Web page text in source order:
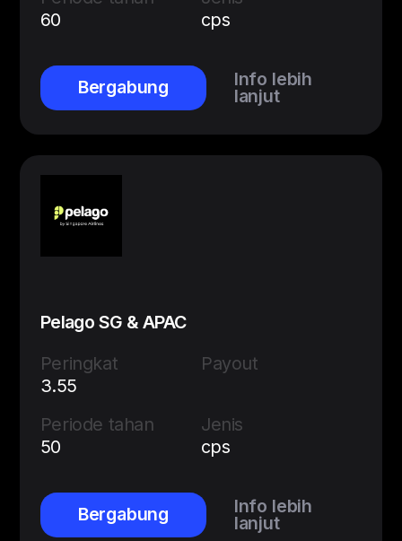
60
cps
Bergabung Info lebih
lanjut
Pelago SG & APAC
Peringkat
3.55
Payout
Periode tahan
50
Jenis
cps
Bergabung Info lebih
lanjut